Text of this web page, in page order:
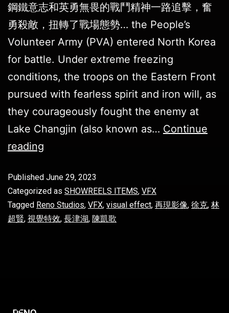
鋼鐵意志和英勇無畏的戰鬥精神一路追擊，奮
勇殺敵，扭轉了戰場態勢… the People’s
Volunteer Army (PVA) entered North Korea
for battle. Under extreme freezing
conditions, the troops on the Eastern Front
pursued with fearless spirit and iron will, as
they courageously fought the enemy at
Lake Changjin (also known as… Continue
reading
Published June 29, 2023
Categorized as SHOWREELS ITEMS, VFX
Tagged Reno Studios, VFX, visual effect, 再現影像, 徐克, 林
超賢, 視覺特效, 長津湖, 陳凱歌